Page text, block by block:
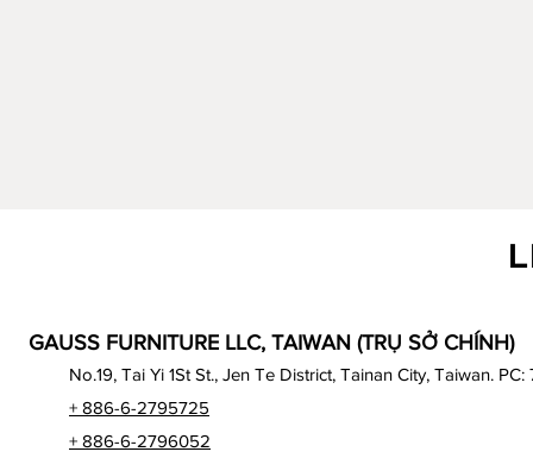
GAUSS FURNITURE LLC, TAIWAN (TRỤ SỞ CHÍNH)
No.19, Tai Yi 1St St., Jen Te District, Tainan City, Taiwan. PC:
+ 886-6-2795725
+ 886-6-2796052